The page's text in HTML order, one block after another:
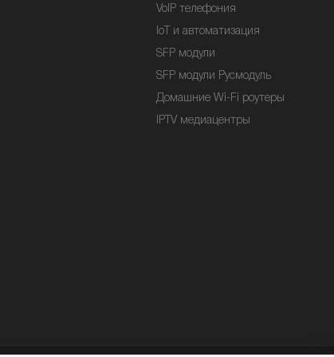
VoIP телефония
IoT и автоматизация
SFP модули
SFP модули Русмодуль
Домашние Wi-Fi роутеры
IPTV медиацентры